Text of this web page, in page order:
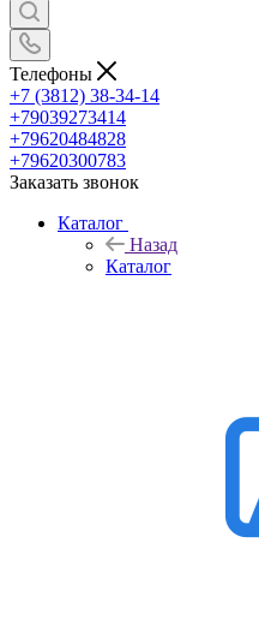
Телефоны
+7 (3812) 38-34-14
+79039273414
+79620484828
+79620300783
Заказать звонок
Каталог
Назад
Каталог